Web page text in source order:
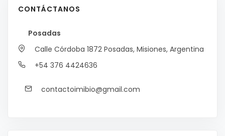
CONTÁCTANOS
Posadas
Calle Córdoba 1872 Posadas, Misiones, Argentina
+54 376 4424636
contactoimibio@gmail.com